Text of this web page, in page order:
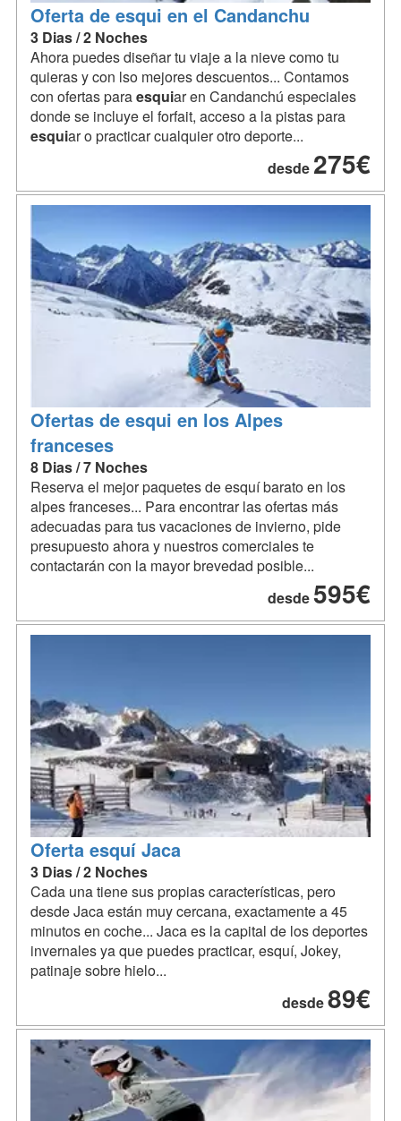
Oferta de esqui en el Candanchu
3 Dias / 2 Noches
Ahora puedes diseñar tu viaje a la nieve como tu
quieras y con lso mejores descuentos... Contamos
con ofertas paraesquiar en Candanchú especiales
donde se incluye el forfait, acceso a la pistas para
esquiar o practicar cualquier otro deporte...
desde 275€
Ofertas de esqui en los Alpes
franceses
8 Dias / 7 Noches
Reserva el mejor paquetes de esquí barato en los
alpes franceses... Para encontrar las ofertas más
adecuadas para tus vacaciones de invierno, pide
presupuesto ahora y nuestros comerciales te
contactarán con la mayor brevedad posible...
desde595€
Oferta esquí Jaca
3 Dias / 2 Noches
Cada una tiene sus propias características, pero
desde Jaca están muy cercana, exactamente a 45
minutos en coche... Jaca es la capital de los deportes
invernales ya que puedes practicar, esquí, Jokey,
patinaje sobre hielo...
desde89€